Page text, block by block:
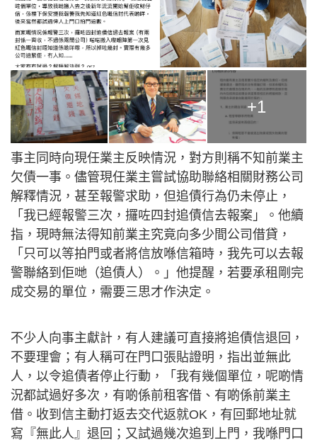
+1
事主同時向現任業主反映情況，對方則稱不知前業主
欠債一事。儘管現任業主嘗試協助聯絡相關財務公司
解釋情況，甚至報警求助，但追債行為仍未停止，
「我已經報警三次，攞咗四封追債信去報案」。他續
指，現時無法得知前業主究竟向多少間公司借貸，
「只可以等拍門或者將信放喺信箱時，我先可以去報
警聯絡到佢哋（追債人）。」他提醒，若要承租剛完
成交易的單位，需要三思才作決定。
不少人向事主獻計，有人建議可直接將追債信退回，
不要理會；有人稱可在門口張貼證明，指出並無此
人，以令追債者停止行動，「我有幾個單位，呢啲情
況都試過好多次，有啲係前租客借、有啲係前業主
借。收到信主動打返去交代返就OK，有回郵地址就
寫『無此人』退回；又試過幾次追到上門，我喺門口